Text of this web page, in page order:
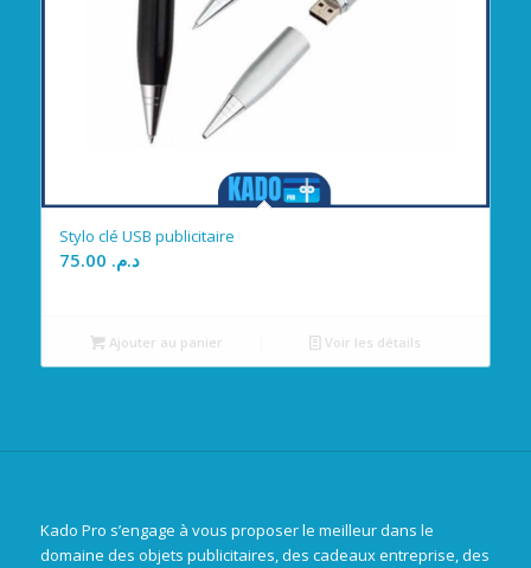
Stylo clé USB publicitaire
د.م.
Ajouter au panier Voir les détails
Kado Pro s’engage à vous proposer le meilleur dans le
domaine des objets publicitaires, des cadeaux entreprise, des